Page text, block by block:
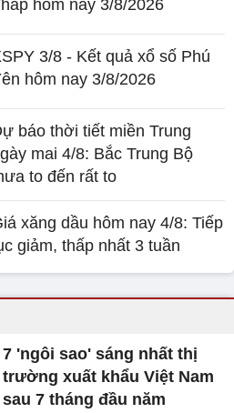
hôm nay 3/8/2026
3/8 - Kết quả xổ số Phú
hôm nay 3/8/2026
báo thời tiết miền Trung
mai 4/8: Bắc Trung Bộ
to đến rất to
xăng dầu hôm nay 4/8: Tiếp
giảm, thấp nhất 3 tuần
7 'ngôi sao' sáng nhất thị
trường xuất khẩu Việt Nam
sau 7 tháng đầu năm